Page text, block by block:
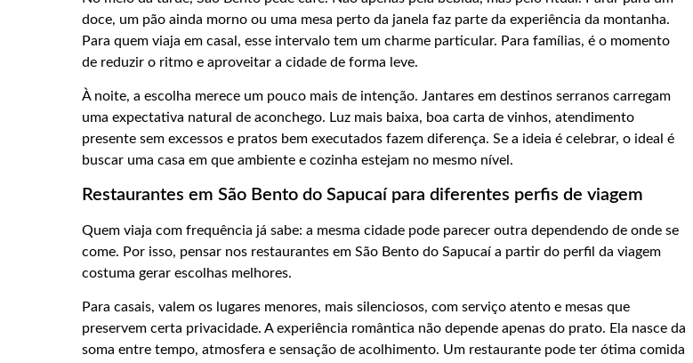
doce, um pão ainda morno ou uma mesa perto da janela faz parte da experiência da montanha.
Para quem viaja em casal, esse intervalo tem um charme particular. Para famílias, é o momento
de reduzir o ritmo e aproveitar a cidade de forma leve.
À noite, a escolha merece um pouco mais de intenção. Jantares em destinos serranos carregam
uma expectativa natural de aconchego. Luz mais baixa, boa carta de vinhos, atendimento
presente sem excessos e pratos bem executados fazem diferença. Se a ideia é celebrar, o ideal é
buscar uma casa em que ambiente e cozinha estejam no mesmo nível.
Restaurantes em São Bento do Sapucaí para diferentes perfis de viagem
Quem viaja com frequência já sabe: a mesma cidade pode parecer outra dependendo de onde se
come. Por isso, pensar nos restaurantes em São Bento do Sapucaí a partir do perfil da viagem
costuma gerar escolhas melhores.
Para casais, valem os lugares menores, mais silenciosos, com serviço atento e mesas que
preservem certa privacidade. A experiência romântica não depende apenas do prato. Ela nasce da
soma entre tempo, atmosfera e sensação de acolhimento. Um restaurante pode ter ótima comida